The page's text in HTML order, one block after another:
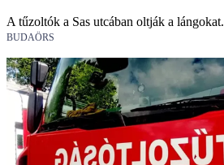
A tűzoltók a Sas utcában oltják a lángokat.
BUDAÖRS